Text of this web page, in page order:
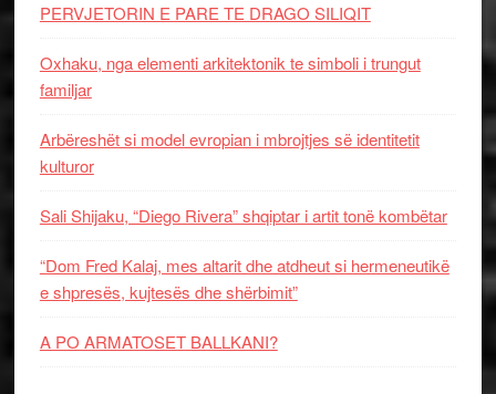
PERVJETORIN E PARE TE DRAGO SILIQIT
Oxhaku, nga elementi arkitektonik te simboli i trungut
familjar
Arbëreshët si model evropian i mbrojtjes së identitetit
kulturor
Sali Shijaku, “Diego Rivera” shqiptar i artit tonë kombëtar
“Dom Fred Kalaj, mes altarit dhe atdheut si hermeneutikë
e shpresës, kujtesës dhe shërbimit”
A PO ARMATOSET BALLKANI?